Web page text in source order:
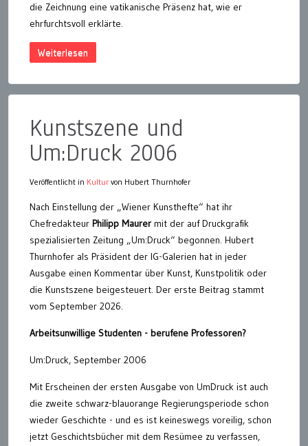
die Zeichnung eine vatikanische Präsenz hat, wie er
ehrfurchtsvoll erklärte.
Weiterlesen
Kunstszene und
Um:Druck 2006
Veröffentlicht in Kultur von Hubert Thurnhofer
Nach Einstellung der „Wiener Kunsthefte“ hat ihr
Chefredakteur Philipp Maurer mit der auf Druckgrafik
spezialisierten Zeitung „Um:Druck“ begonnen. Hubert
Thurnhofer als Präsident der IG-Galerien hat in jeder
Ausgabe einen Kommentar über Kunst, Kunstpolitik oder
die Kunstszene beigesteuert. Der erste Beitrag stammt
vom September 2026.
Arbeitsunwillige Studenten - berufene Professoren?
Um:Druck, September 2006
Mit Erscheinen der ersten Ausgabe von UmDruck ist auch
die zweite schwarz-blauorange Regierungsperiode schon
wieder Geschichte - und es ist keineswegs voreilig, schon
jetzt Geschichtsbücher mit dem Resümee zu verfassen,